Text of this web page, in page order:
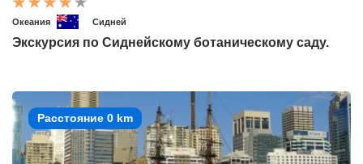
Океания Сидней
Экскурсия по Сиднейскому ботаническому саду.
Расстояние 0 km